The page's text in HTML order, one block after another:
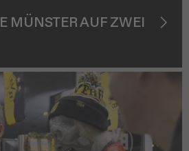
MÜNSTER AUF ZWEI